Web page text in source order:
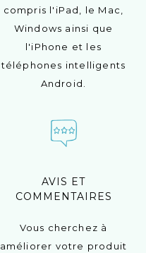
compris l'iPad, le Mac,
Windows ainsi que
l'iPhone et les
téléphones intelligents
Android.
AVIS ET
COMMENTAIRES
Vous cherchez à
améliorer votre produit